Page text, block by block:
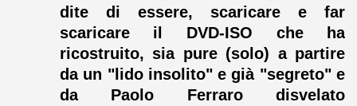
dite di essere, scaricare e far
scaricare il DVD-ISO che ha
ricostruito, sia pure (solo) a partire
da un "lido insolito" e già "segreto" e
da Paolo Ferraro disvelato